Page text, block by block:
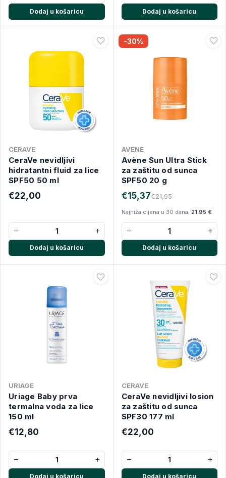
Dodaj u košaricu Dodaj u košaricu
CERAVE
CeraVe nevidljivi
hidratantni fluid za lice
SPF50 50 ml
€22,00
− +
Dodaj u košaricu
-30%
AVENE
Avène Sun Ultra Stick
za zaštitu od sunca
SPF50 20 g
€21,95
€15,37
Najniža cijena u 30 dana: 21.95 €
− +
Dodaj u košaricu
URIAGE
Uriage Baby prva
termalna voda za lice
150 ml
€12,80
− +
Dodaj u košaricu
CERAVE
CeraVe nevidljivi losion
za zaštitu od sunca
SPF30 177 ml
€22,00
− +
Dodaj u košaricu